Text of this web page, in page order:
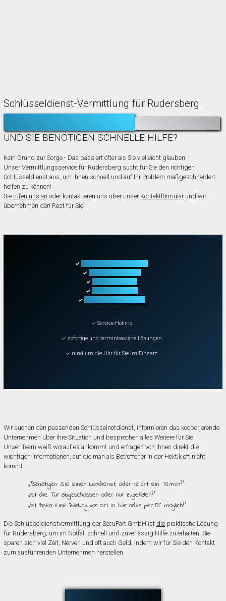
Schlüsseldienst-Vermittlung für Rudersberg
TÜR ZUGEFALLEN?
UND SIE BENÖTIGEN SCHNELLE HILFE?
Kein Grund zur Sorge - Das passiert öfter als Sie vielleicht glauben!
Unser Vermittlungsservice für Rudersberg sucht für Sie den richtigen
Schlüsseldienst aus, um Ihnen schnell und auf Ihr Problem maßgeschneidert
helfen zu können!
Sie rufen uns an oder kontaktieren uns über unser Kontaktformularund wir
übernehmen den Rest für Sie.
✓
✓
✓
✓
✓
✓ Service-Hotline
✓ sofortige und terminbasierte Lösungen
✓ rund um die Uhr für Sie im Einsatz
Wir suchen den passenden Schlüsselnotdienst, informieren das kooperierende
Unternehmen über Ihre Situation und besprechen alles Weitere für Sie.
Unser Team weiß worauf es ankommt und erfragen von Ihnen direkt die
wichtigen Informationen, auf die man als Betroffener in der Hektik oft nicht
kommt.
„Benötigen Sie einen Notdienst, oder reicht ein Termin?”
„Ist die Tür abgeschlossen oder nur zugefallen?”
„Ist Ihnen eine Zahlung vor Ort in bar oder per EC möglich?”
Die Schlüsseldienstvermittlung der SecuPart GmbH ist diepraktische Lösung
für Rudersberg, um im Notfall schnell und zuverlässig Hilfe zu erhalten. Sie
sparen sich viel Zeit, Nerven und oft auch Geld, indem wir für Sie den Kontakt
zum ausführenden Unternehmen herstellen.